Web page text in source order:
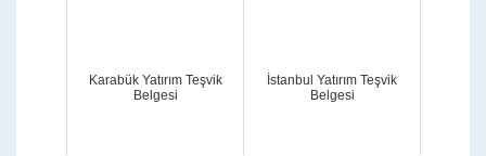
Karabük Yatırım Teşvik
Belgesi
İstanbul Yatırım Teşvik
Belgesi